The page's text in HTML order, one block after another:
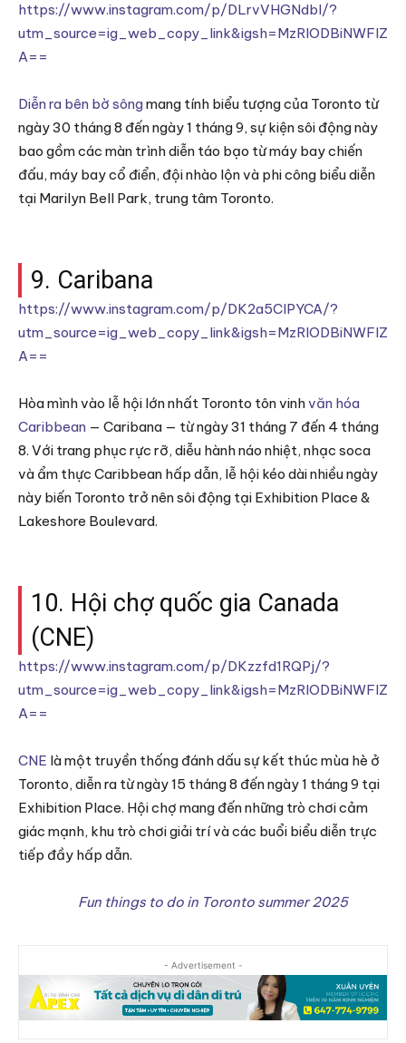
https://www.instagram.com/p/DLrvVHGNdbI/?
utm_source=ig_web_copy_link&igsh=MzRlODBiNWFlZ
A==
Diễn ra bên bờ sôngmang tính biểu tượng của Toronto từ
ngày 30 tháng 8 đến ngày 1 tháng 9, sự kiện sôi động này
bao gồm các màn trình diễn táo bạo từ máy bay chiến
đấu, máy bay cổ điển, đội nhào lộn và phi công biểu diễn
tại Marilyn Bell Park, trung tâm Toronto.
9. Caribana
https://www.instagram.com/p/DK2a5ClPYCA/?
utm_source=ig_web_copy_link&igsh=MzRlODBiNWFlZ
A==
Hòa mình vào lễ hội lớn nhất Toronto tôn vinhvăn hóa
Caribbean — Caribana — từ ngày 31 tháng 7 đến 4 tháng
8. Với trang phục rực rỡ, diễu hành náo nhiệt, nhạc soca
và ẩm thực Caribbean hấp dẫn, lễ hội kéo dài nhiều ngày
này biến Toronto trở nên sôi động tại Exhibition Place &
Lakeshore Boulevard.
10. Hội chợ quốc gia Canada
(CNE)
https://www.instagram.com/p/DKzzfd1RQPj/?
utm_source=ig_web_copy_link&igsh=MzRlODBiNWFlZ
A==
CNE là một truyền thống đánh dấu sự kết thúc mùa hè ở
Toronto, diễn ra từ ngày 15 tháng 8 đến ngày 1 tháng 9 tại
Exhibition Place. Hội chợ mang đến những trò chơi cảm
giác mạnh, khu trò chơi giải trí và các buổi biểu diễn trực
tiếp đầy hấp dẫn.
Fun things to do in Toronto summer 2025
- Advertisement -